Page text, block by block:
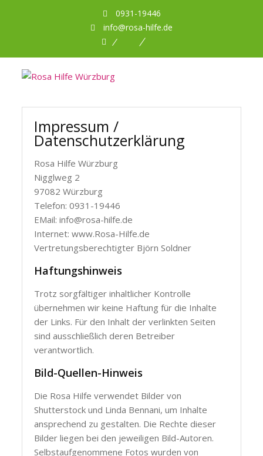
0931-19446
info@rosa-hilfe.de
Facebook
Romeo
Impressum /
Datenschutzerklärung
Rosa Hilfe Würzburg
Nigglweg 2
97082 Würzburg
Telefon: 0931-19446
EMail: info@rosa-hilfe.de
Internet: www.Rosa-Hilfe.de
Vertretungsberechtigter Björn Soldner
Haftungshinweis
Trotz sorgfältiger inhaltlicher Kontrolle
übernehmen wir keine Haftung für die Inhalte
der Links. Für den Inhalt der verlinkten Seiten
sind ausschließlich deren Betreiber
verantwortlich.
Bild-Quellen-Hinweis
Die Rosa Hilfe verwendet Bilder von
Shutterstock und Linda Bennani, um Inhalte
ansprechend zu gestalten. Die Rechte dieser
Bilder liegen bei den jeweiligen Bild-Autoren.
Selbstaufgenommene Fotos wurden von